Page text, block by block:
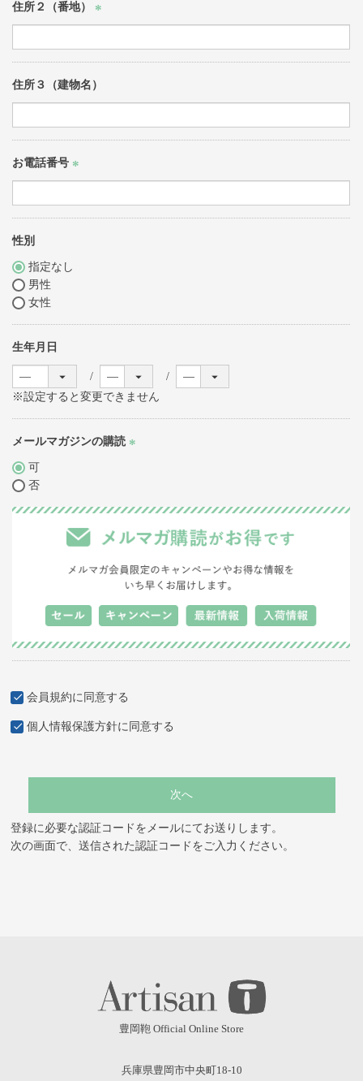
住所２（番地）
(必
須)
住所３（建物名）
お電話番号
(必
須)
性別
指定なし
男性
女性
生年月日
※設定すると変更できません
メールマガジンの購読
可
否
会員規約に同意する
個人情報保護方針に同意する
次へ
登録に必要な認証コードをメールにてお送りします。
次の画面で、送信された認証コードをご入力ください。
豊岡鞄 Official Online Store
兵庫県豊岡市中央町18-10